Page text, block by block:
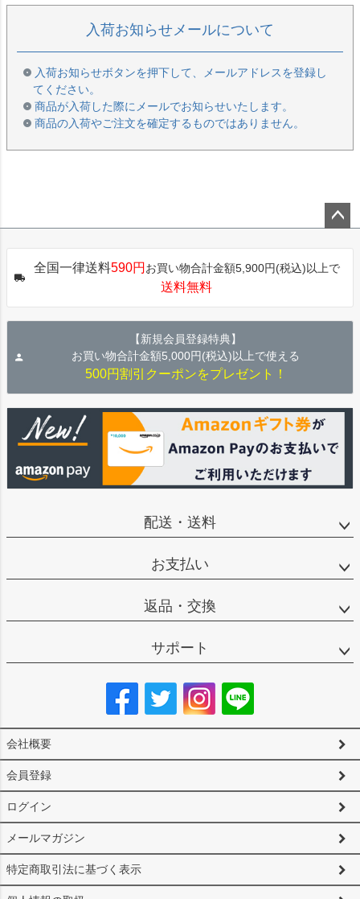
入荷お知らせメールについて
入荷お知らせボタンを押下して、メールアドレスを登録し
てください。
商品が入荷した際にメールでお知らせいたします。
商品の入荷やご注文を確定するものではありません。
ップ
全国一律送料590円 お買い物合計金額5,900円(税込)以上で
送料無料
【新規会員登録特典】
お買い物合計金額5,000円(税込)以上で使える
500円割引クーポンをプレゼント！
配送・送料
お支払い
返品・交換
サポート
会社概要
会員登録
ログイン
メールマガジン
特定商取引法に基づく表示